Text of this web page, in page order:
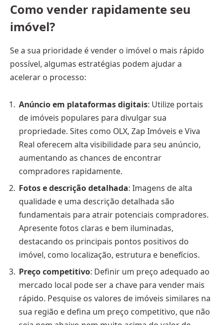
Como vender rapidamente seu
imóvel?
Se a sua prioridade é vender o imóvel o mais rápido
possível, algumas estratégias podem ajudar a
acelerar o processo:
Anúncio em plataformas digitais: Utilize portais
de imóveis populares para divulgar sua
propriedade. Sites como OLX, Zap Imóveis e Viva
Real oferecem alta visibilidade para seu anúncio,
aumentando as chances de encontrar
compradores rapidamente.
Fotos e descrição detalhada: Imagens de alta
qualidade e uma descrição detalhada são
fundamentais para atrair potenciais compradores.
Apresente fotos claras e bem iluminadas,
destacando os principais pontos positivos do
imóvel, como localização, estrutura e benefícios.
Preço competitivo: Definir um preço adequado ao
mercado local pode ser a chave para vender mais
rápido. Pesquise os valores de imóveis similares na
sua região e defina um preço competitivo, que não